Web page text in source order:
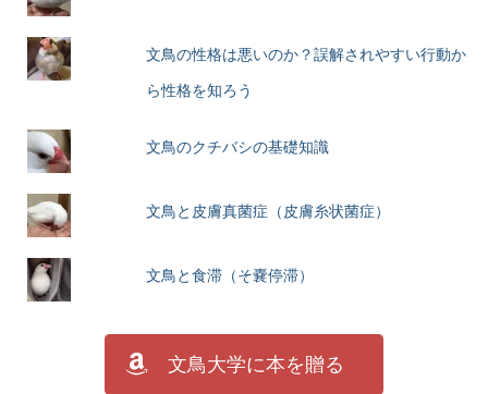
文鳥の性格は悪いのか？誤解されやすい行動か
ら性格を知ろう
文鳥のクチバシの基礎知識
文鳥と皮膚真菌症（皮膚糸状菌症）
文鳥と食滞（そ嚢停滞）
文鳥大学に本を贈る